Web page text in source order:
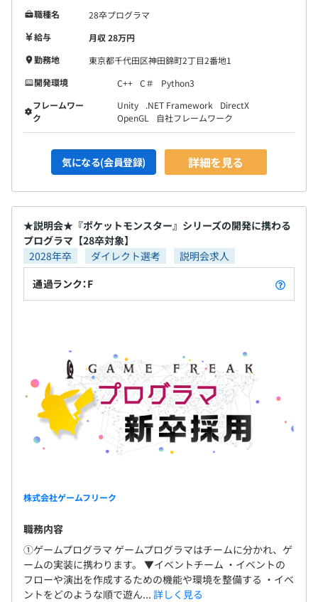
・定期昇給：年1回（4月）
・昇降格：年2回（4月／9月）
各種社会保険完備
（雇用保険・労災保険・健康保険・厚生年金保険）
無期雇用
3カ月（期間中、条件などの変更はありません）
職種名
28卒プログラマ
給与
月収 28万円
勤務地
東京都千代田区神田錦町2丁目2番地1
開発環境
C++ C＃
Python3
フレームワー
ク
Unity .NET Framework
DirectX
OpenGL
自社フレームワーク
気になる(会員登録) 詳細を見る
★説明会★『ポケットモンスター』シリーズの開発に携わる
プログラマ【28卒対象】
2028年卒
ダイレクト選考
説明会求人
通過ランク：F
株式会社ゲームフリーク
職務内容
①ゲームプログラマ ゲームプログラマはチームに分かれ、ゲ
ームの実装に携わります。 ▼イベントチーム ・イベントの
フローや演出を作成するための機能や環境を整備する ・イベ
ントをどのような順で遊ん... 詳しく見る